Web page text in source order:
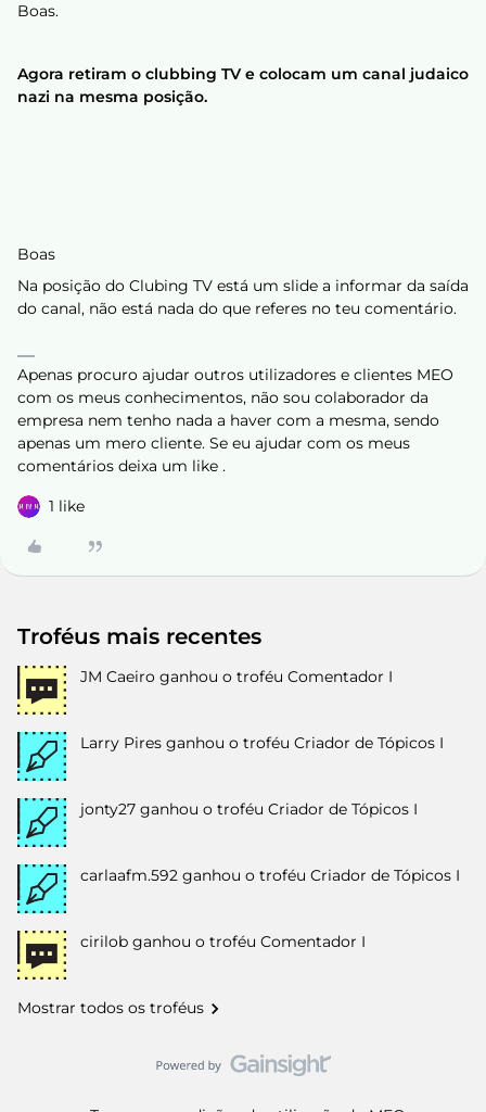
Boas.
Agora retiram o clubbing TV e colocam um canal judaico
nazi na mesma posição.
Boas
Na posição do Clubing TV está um slide a informar da saída
do canal, não está nada do que referes no teu comentário.
Apenas procuro ajudar outros utilizadores e clientes MEO
com os meus conhecimentos, não sou colaborador da
empresa nem tenho nada a haver com a mesma, sendo
apenas um mero cliente. Se eu ajudar com os meus
comentários deixa um like .
1 like
Troféus mais recentes
JM Caeiro ganhou o troféu Comentador I
Larry Pires ganhou o troféu Criador de Tópicos I
jonty27 ganhou o troféu Criador de Tópicos I
carlaafm.592 ganhou o troféu Criador de Tópicos I
cirilob ganhou o troféu Comentador I
Mostrar todos os troféus